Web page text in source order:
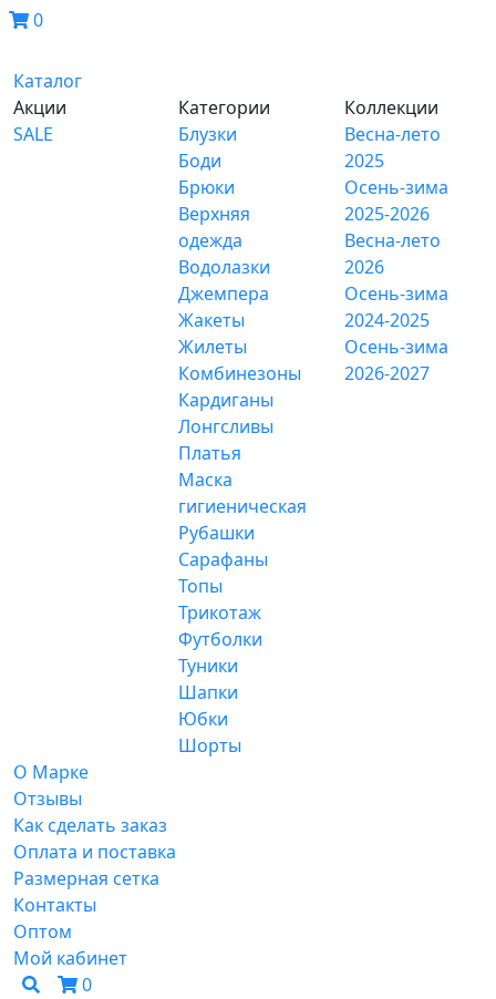
0
Каталог
Акции
SALE
Категории
Блузки
Боди
Брюки
Верхняя
одежда
Водолазки
Джемпера
Жакеты
Жилеты
Комбинезоны
Кардиганы
Лонгсливы
Платья
Маска
гигиеническая
Рубашки
Сарафаны
Топы
Трикотаж
Футболки
Туники
Шапки
Юбки
Шорты
Коллекции
Весна-лето
2025
Осень-зима
2025-2026
Весна-лето
2026
Осень-зима
2024-2025
Осень-зима
2026-2027
О Марке
Отзывы
Как сделать заказ
Оплата и поставка
Размерная сетка
Контакты
Оптом
Мой кабинет
0